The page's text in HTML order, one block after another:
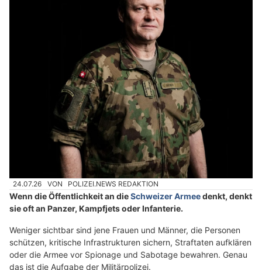
24.07.26 VON POLIZEI.NEWS REDAKTION
Wenn die Öffentlichkeit an dieSchweizer Armeedenkt, denkt
sie oft an Panzer, Kampfjets oder Infanterie.
Weniger sichtbar sind jene Frauen und Männer, die Personen
schützen, kritische Infrastrukturen sichern, Straftaten aufklären
oder die Armee vor Spionage und Sabotage bewahren. Genau
das ist die Aufgabe der Militärpolizei.